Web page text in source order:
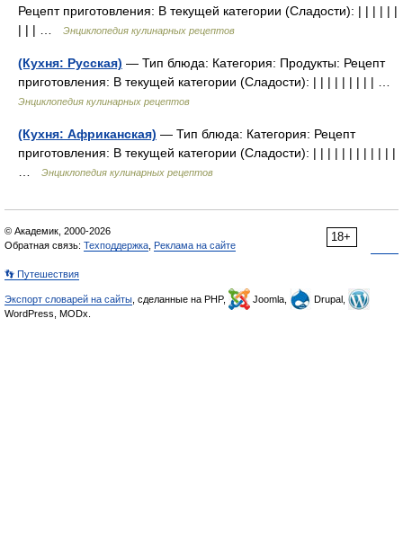
Рецепт приготовления: В текущей категории (Сладости): | | | | | |
| | | …
Энциклопедия кулинарных рецептов
(Кухня: Русская) — Тип блюда: Категория: Продукты: Рецепт
приготовления: В текущей категории (Сладости): | | | | | | | | | …
Энциклопедия кулинарных рецептов
(Кухня: Африканская) — Тип блюда: Категория: Рецепт
приготовления: В текущей категории (Сладости): | | | | | | | | | | | |
Энциклопедия кулинарных рецептов
18+
© Академик, 2000-2026
Обратная связь: Техподдержка Реклама на сайте
👣 Путешествия
Экспорт словарей на сайты , сделанные на PHP, Joomla,
Drupal,
WordPress, MODx.